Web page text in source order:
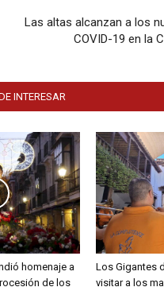
Las altas alcanzan a los
COVID-19 en la
INTERESAR
homenaje a
de los
Los Gigantes
visitar a los